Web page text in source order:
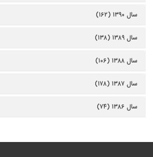
سال ۱۳۹۰ (۱۶۲)
سال ۱۳۸۹ (۱۳۸)
سال ۱۳۸۸ (۱۰۶)
سال ۱۳۸۷ (۱۷۸)
سال ۱۳۸۶ (۷۴)